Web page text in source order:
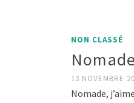
NON CLASSÉ
13 NOVEMBRE
Nomade,